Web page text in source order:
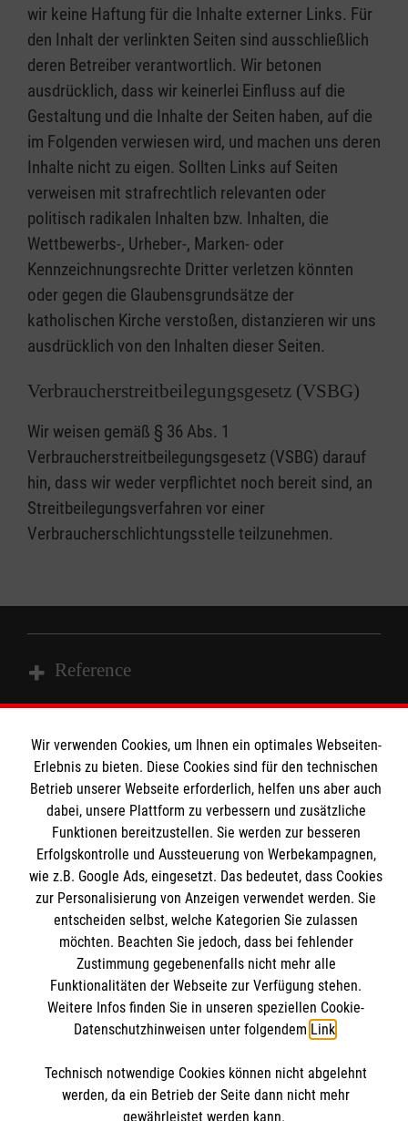
wir keine Haftung für die Inhalte externer Links. Für
den Inhalt der verlinkten Seiten sind ausschließlich
deren Betreiber verantwortlich. Wir betonen
ausdrücklich, dass wir keinerlei Einfluss auf die
Gestaltung und die Inhalte der Seiten haben, auf die
im Folgenden verwiesen wird, und machen uns deren
Inhalte nicht zu eigen. Sollten Links auf Seiten
verweisen mit strafrechtlich relevanten oder
politisch radikalen Inhalten bzw. Inhalten, die
Wettbewerbs-, Urheber-, Marken- oder
Kennzeichnungsrechte Dritter verletzen könnten
oder gegen die Glaubensgrundsätze der
katholischen Kirche verstoßen, distanzieren wir uns
ausdrücklich von den Inhalten dieser Seiten.
Verbraucherstreitbeilegungsgesetz (VSBG)
Wir weisen gemäß § 36 Abs. 1
Verbraucherstreitbeilegungsgesetz (VSBG) darauf
hin, dass wir weder verpflichtet noch bereit sind, an
Streitbeilegungsverfahren vor einer
Verbraucherschlichtungsstelle teilzunehmen.
Reference
Wir Malteser
Spenden und Helfen
Angebote und Leistungen
Unsere Kurse
Mitarbeiten
Über uns
Informationen
Kontakt
Presse und Medien
Transparenz
Impressum
Datenschutz
Malteser online
Malteserorden
Malteser Jugend
Malteser International
Mediathek
Bankverbindung
Empfänger: Malteser Hilfsdienst gGmbH
IBAN: DE0937 02050 0000 2401205
BIC: BFSWDE33XX
Soziale Netzwerke
Wir verwenden Cookies, um Ihnen ein optimales Webseiten-
Erlebnis zu bieten. Diese Cookies sind für den technischen
Betrieb unserer Webseite erforderlich, helfen uns aber auch
dabei, unsere Plattform zu verbessern und zusätzliche
Funktionen bereitzustellen. Sie werden zur besseren
Erfolgskontrolle und Aussteuerung von Werbekampagnen,
wie z.B. Google Ads, eingesetzt. Das bedeutet, dass Cookies
zur Personalisierung von Anzeigen verwendet werden. Sie
entscheiden selbst, welche Kategorien Sie zulassen
möchten. Beachten Sie jedoch, dass bei fehlender
Zustimmung gegebenenfalls nicht mehr alle
Funktionalitäten der Webseite zur Verfügung stehen.
Weitere Infos finden Sie in unseren speziellen Cookie-
Datenschutzhinweisen unter folgendem Link.
Technisch notwendige Cookies können nicht abgelehnt
werden, da ein Betrieb der Seite dann nicht mehr
gewährleistet werden kann.